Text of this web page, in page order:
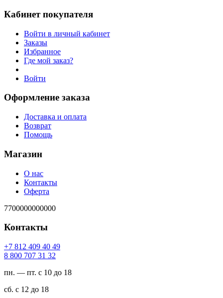
Кабинет покупателя
Войти в личный кабинет
Заказы
Избранное
Где мой заказ?
Войти
Оформление заказа
Доставка и оплата
Возврат
Помощь
Магазин
О нас
Контакты
Оферта
7700000000000
Контакты
94 04 904 218 7+
23 13 707 008 8
пн. — пт. с 10 до 18
сб. с 12 до 18